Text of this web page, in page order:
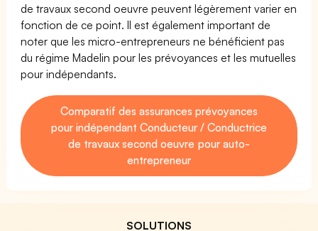
de travaux second oeuvre peuvent légèrement varier en
fonction de ce point. Il est également important de
noter que les micro-entrepreneurs ne bénéficient pas
du régime Madelin pour les prévoyances et les mutuelles
pour indépendants.
Comparatif des assurances prévoyances
pour indépendant Conducteur / Conductrice
de travaux second oeuvre pour auto-
entrepreneur
SOLUTIONS